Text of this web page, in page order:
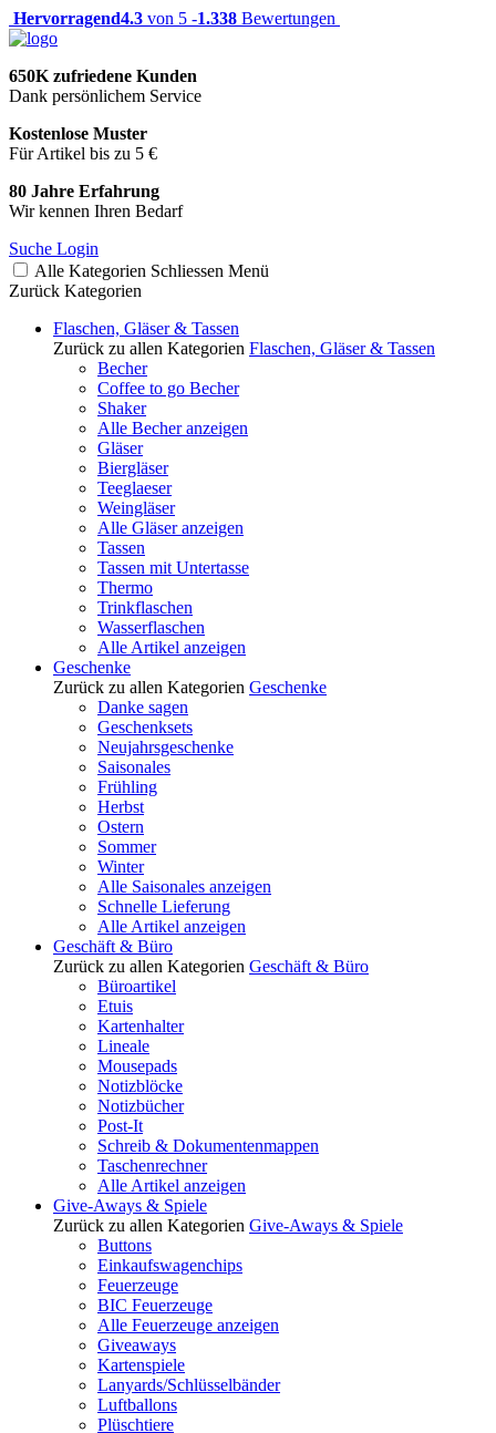
Hervorragend4.3 von 5 -1.338 Bewertungen
650K zufriedene Kunden
Dank persönlichem Service
Kostenlose Muster
Für Artikel bis zu 5 €
80 Jahre Erfahrung
Wir kennen Ihren Bedarf
Suche Login
Alle Kategorien Schliessen Menü
Zurück Kategorien
Flaschen, Gläser & Tassen
Zurück zu allen Kategorien Flaschen, Gläser & Tassen
Becher
Coffee to go Becher
Shaker
Alle Becher anzeigen
Gläser
Biergläser
Teeglaeser
Weingläser
Alle Gläser anzeigen
Tassen
Tassen mit Untertasse
Thermo
Trinkflaschen
Wasserflaschen
Alle Artikel anzeigen
Geschenke
Zurück zu allen Kategorien Geschenke
Danke sagen
Geschenksets
Neujahrsgeschenke
Saisonales
Frühling
Herbst
Ostern
Sommer
Winter
Alle Saisonales anzeigen
Schnelle Lieferung
Alle Artikel anzeigen
Geschäft & Büro
Zurück zu allen Kategorien Geschäft & Büro
Büroartikel
Etuis
Kartenhalter
Lineale
Mousepads
Notizblöcke
Notizbücher
Post-It
Schreib & Dokumentenmappen
Taschenrechner
Alle Artikel anzeigen
Give-Aways & Spiele
Zurück zu allen Kategorien Give-Aways & Spiele
Buttons
Einkaufswagenchips
Feuerzeuge
BIC Feuerzeuge
Alle Feuerzeuge anzeigen
Giveaways
Kartenspiele
Lanyards/Schlüsselbänder
Luftballons
Plüschtiere